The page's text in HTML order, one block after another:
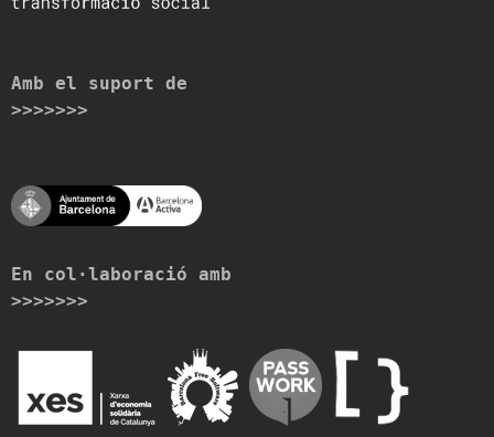
Amb el suport de
>>>>>>>
En col·laboració amb
>>>>>>>